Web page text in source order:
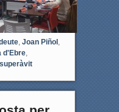
, Joan Piñol ,
d'Ebre,
superàvit